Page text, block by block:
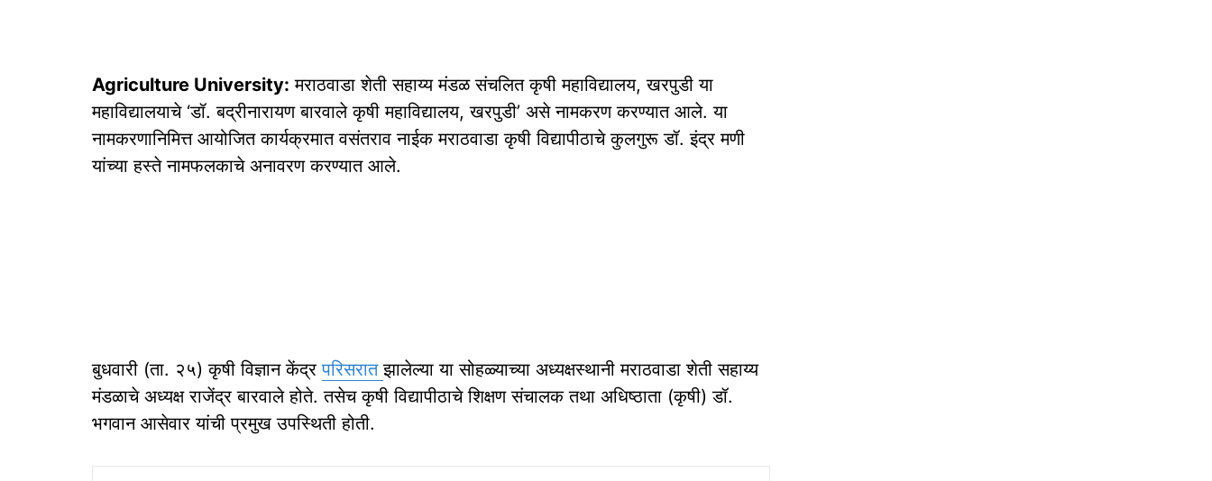
Agriculture University: मराठवाडा शेती सहाय्य मंडळ संचलित कृषी महाविद्यालय, खरपुडी या
महाविद्यालयाचे ‘डॉ. बद्रीनारायण बारवाले कृषी महाविद्यालय, खरपुडी’ असे नामकरण करण्यात आले. या
नामकरणानिमित्त आयोजित कार्यक्रमात वसंतराव नाईक मराठवाडा कृषी विद्यापीठाचे कुलगुरू डॉ. इंद्र मणी
यांच्या हस्ते नामफलकाचे अनावरण करण्यात आले.
बुधवारी (ता. २५) कृषी विज्ञान केंद्रपरिसरातझालेल्या या सोहळ्याच्या अध्यक्षस्थानी मराठवाडा शेती सहाय्य
मंडळाचे अध्यक्ष राजेंद्र बारवाले होते. तसेच कृषी विद्यापीठाचे शिक्षण संचालक तथा अधिष्ठाता (कृषी) डॉ.
भगवान आसेवार यांची प्रमुख उपस्थिती होती.